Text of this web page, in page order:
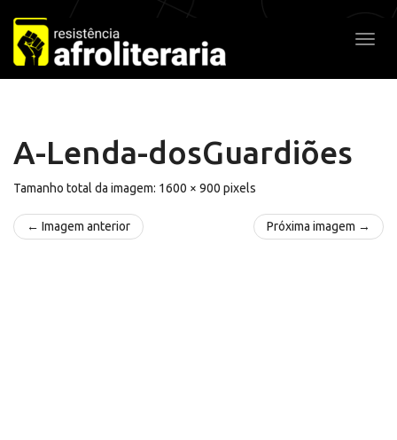
Pular
para
o
conteúdo
A-Lenda-dosGuardiões
Tamanho total da imagem: 1600 × 900 pixels
← Imagem anterior Próxima imagem →